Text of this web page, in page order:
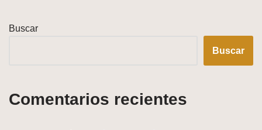
Buscar
Buscar
Comentarios recientes